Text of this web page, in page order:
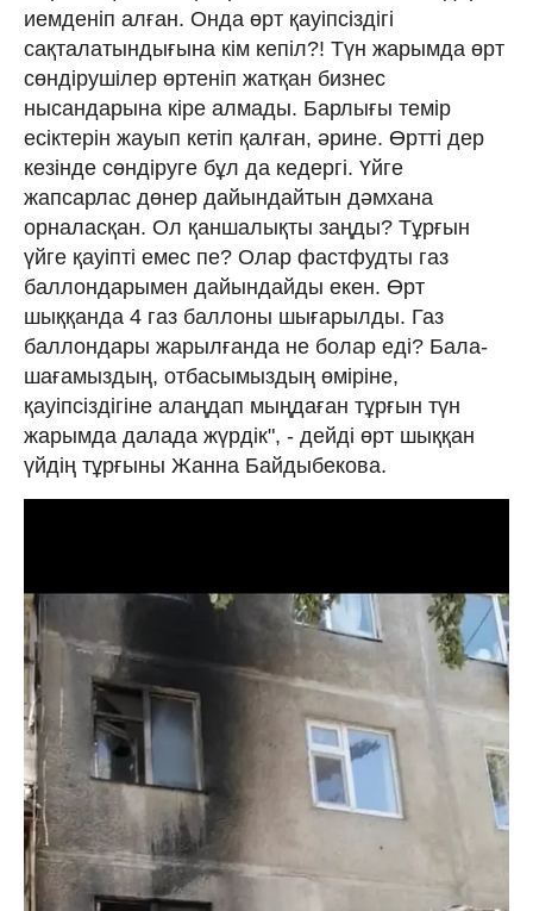
иемденіп алған. Онда өрт қауіпсіздігі
сақталатындығына кім кепіл?! Түн жарымда өрт
сөндірушілер өртеніп жатқан бизнес
нысандарына кіре алмады. Барлығы темір
есіктерін жауып кетіп қалған, әрине. Өртті дер
кезінде сөндіруге бұл да кедергі. Үйге
жапсарлас дөнер дайындайтын дәмхана
орналасқан. Ол қаншалықты заңды? Тұрғын
үйге қауіпті емес пе? Олар фастфудты газ
баллондарымен дайындайды екен. Өрт
шыққанда 4 газ баллоны шығарылды. Газ
баллондары жарылғанда не болар еді? Бала-
шағамыздың, отбасымыздың өміріне,
қауіпсіздігіне алаңдап мыңдаған тұрғын түн
жарымда далада жүрдік", - дейді өрт шыққан
үйдің тұрғыны Жанна Байдыбекова.